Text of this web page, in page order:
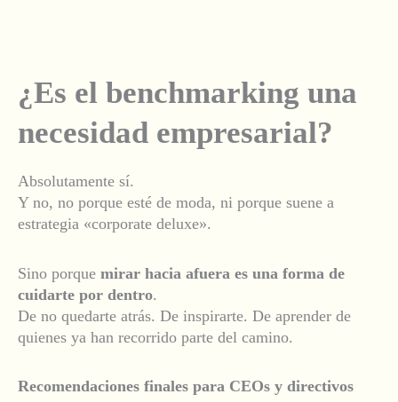
¿Es el benchmarking una
necesidad empresarial?
Absolutamente sí.
Y no, no porque esté de moda, ni porque suene a
estrategia «corporate deluxe».
Sino porque mirar hacia afuera es una forma de
cuidarte por dentro.
De no quedarte atrás. De inspirarte. De aprender de
quienes ya han recorrido parte del camino.
Recomendaciones finales para CEOs y directivos